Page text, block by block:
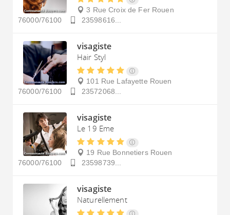
3 Rue Croix de Fer Rouen
76000/76100
23598616...
visagiste
Hair Styl
101 Rue Lafayette Rouen
76000/76100
23572068...
visagiste
Le 19 Eme
19 Rue Bonnetiers Rouen
76000/76100
23598739...
visagiste
Naturellement